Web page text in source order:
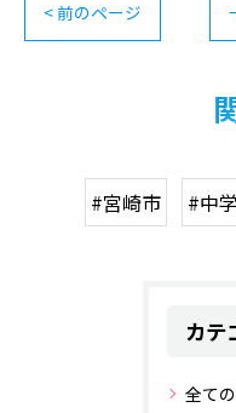
< 前のページ
#宮崎市 #中
カテ
全て